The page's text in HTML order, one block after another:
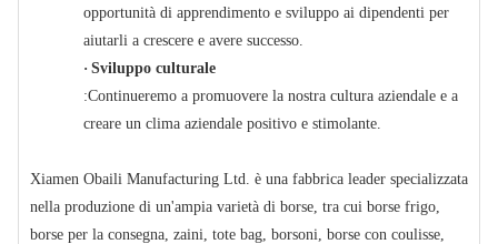
opportunità di apprendimento e sviluppo ai dipendenti per
aiutarli a crescere e avere successo.
· Sviluppo culturale
:Continueremo a promuovere la nostra cultura aziendale e a
creare un clima aziendale positivo e stimolante.
Xiamen Obaili Manufacturing Ltd. è una fabbrica leader specializzata
nella produzione di un'ampia varietà di borse, tra cui borse frigo,
borse per la consegna, zaini, tote bag, borsoni, borse con coulisse,